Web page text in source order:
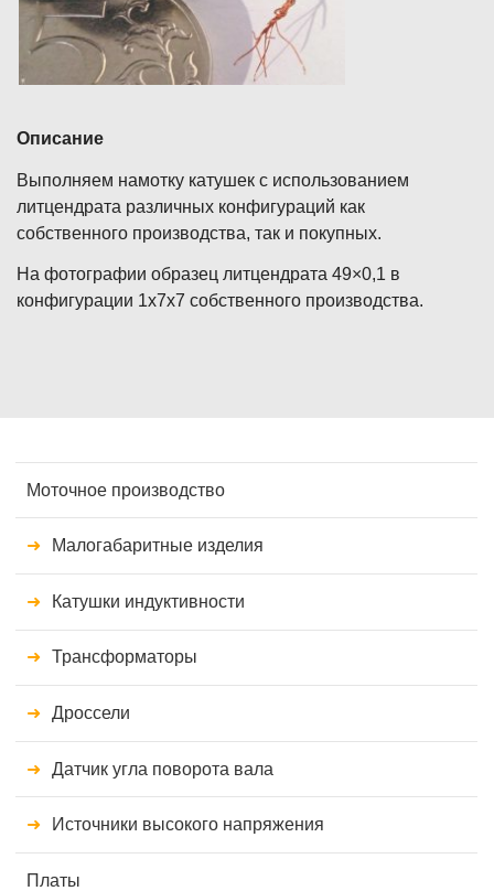
Описание
Выполняем намотку катушек с использованием
литцендрата различных конфигураций как
собственного производства, так и покупных.
На фотографии образец литцендрата 49×0,1 в
конфигурации 1x7x7 собственного производства.
Моточное производство
Малогабаритные изделия
Катушки индуктивности
Трансформаторы
Дроссели
Датчик угла поворота вала
Источники высокого напряжения
Платы